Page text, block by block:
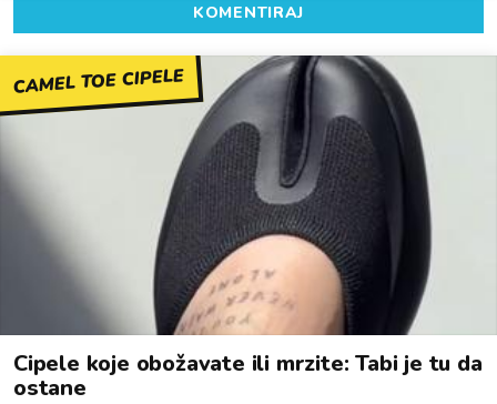
KOMENTIRAJ
CAMEL TOE CIPELE
Cipele koje obožavate ili mrzite: Tabi je tu da
ostane